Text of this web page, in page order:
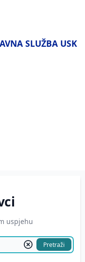
SLUŽBA USK
uspjehu
Pretraži